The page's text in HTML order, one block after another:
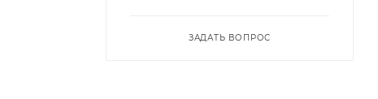
ЗАДАТЬ ВОПРОС